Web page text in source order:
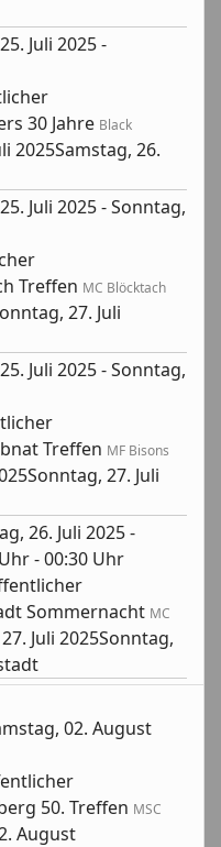
Juli 2025 -
30 Jahre Black
2025Samstag, 26.
Juli 2025 - Sonntag,
Treffen MC Blöcktach
27. Juli
Juli 2025 - Sonntag,
Treffen MF Bisons
27. Juli
26. Juli 2025 -
- 00:30 Uhr
Sommernacht MC
Juli 2025Sonntag,
02. August
50. Treffen MSC
August